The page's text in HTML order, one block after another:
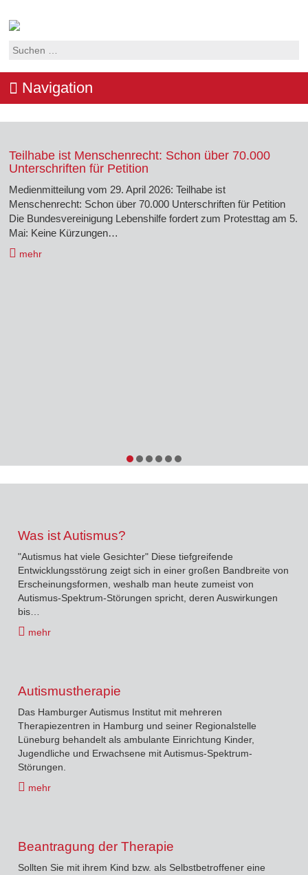
Suchen
Navigation
Teilhabe ist Menschenrecht: Schon über 70.000
Unterschriften für Petition
Medienmitteilung vom 29. April 2026: Teilhabe ist
Menschenrecht: Schon über 70.000 Unterschriften für Petition
Die Bundesvereinigung Lebenshilfe fordert zum Protesttag am 5.
Mai: Keine Kürzungen…
mehr
Was ist Autismus?
"Autismus hat viele Gesichter" Diese tiefgreifende
Entwicklungsstörung zeigt sich in einer großen Bandbreite von
Erscheinungsformen, weshalb man heute zumeist von
Autismus-Spektrum-Störungen spricht, deren Auswirkungen
bis…
mehr
Autismustherapie
Das Hamburger Autismus Institut mit mehreren
Therapiezentren in Hamburg und seiner Regionalstelle
Lüneburg behandelt als ambulante Einrichtung Kinder,
Jugendliche und Erwachsene mit Autismus-Spektrum-
Störungen.
mehr
Beantragung der Therapie
Sollten Sie mit ihrem Kind bzw. als Selbstbetroffener eine